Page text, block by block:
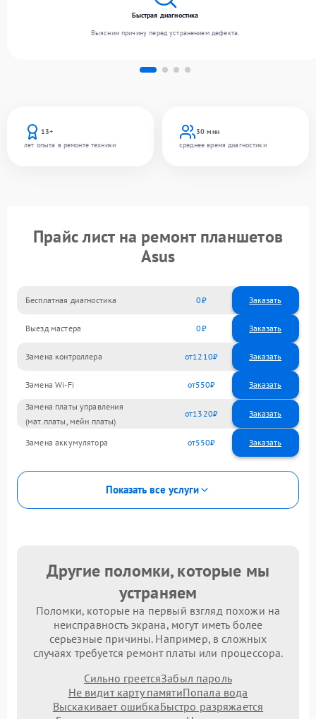
13+
лет опыта в ремонте техники
30 мин
среднее время диагностики
Быстрая диагностика
Выясним причину перед устранением дефекта.
Прайс лист на ремонт планшетов
Asus
Бесплатная диагностика 0 Заказать
Выезд мастера 0 Заказать
Замена контроллера 1210
Замена Wi-Fi 550
Замена платы управления
(мат.платы, мейн платы)
1320
Замена аккумулятора 550
Показать все услуги
Другие поломки, которые мы
устраняем
Поломки, которые на первый взгляд похожи на
неисправность экрана, могут иметь более
серьезные причины. Например, в сложных
случаях требуется ремонт платы или процессора.
Сильно греетсяЗабыл пароль
Не видит карту памятиПопала вода
Выскакивает ошибкаБыстро разряжается